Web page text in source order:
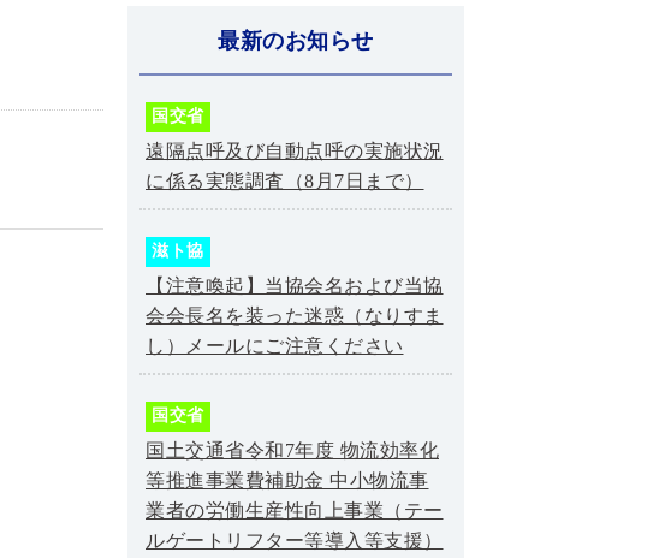
最新のお知らせ
国交省
遠隔点呼及び自動点呼の実施状況
に係る実態調査（8月7日まで）
滋ト協
【注意喚起】当協会名および当協
会会長名を装った迷惑（なりすま
し）メールにご注意ください
国交省
国土交通省令和7年度 物流効率化
等推進事業費補助金 中小物流事
業者の労働生産性向上事業（テー
ルゲートリフター等導入等支援）